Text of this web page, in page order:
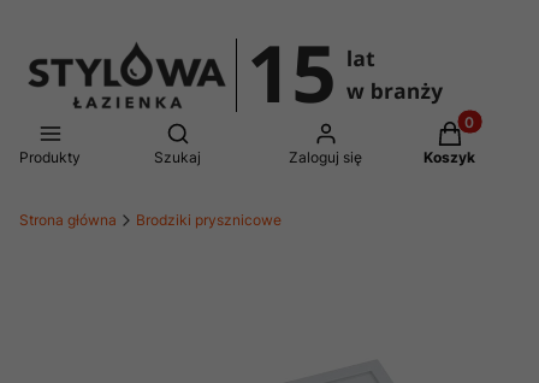
Produkty
Otwórz wyszukiwarkę
Szukaj Zaloguj się
Produkty
Koszyk
Strona główna Brodziki prysznicowe